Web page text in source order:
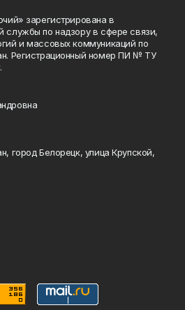
зарегистрирована в
службы по надзору в сфере связи,
и массовых коммуникаций по
Регистрационный номер ПИ № ТУ
город Белорецк, улица Крупской,